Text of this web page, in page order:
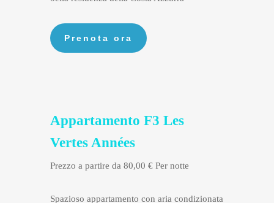
Appartamento F3 Les
Vertes Années
Prezzo a partire da 80,00 € Per notte
Spazioso appartamento con aria condizionata